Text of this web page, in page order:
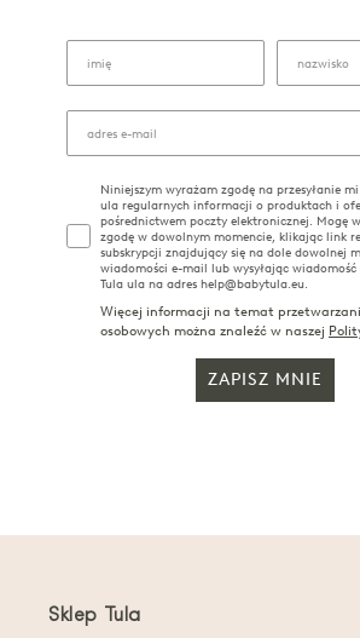
Niniejszym wyrażam zgodę na przesyłanie
ula regularnych informacji o produktach i
pośrednictwem poczty elektronicznej. Mogę
zgodę w dowolnym momencie, klikając link
subskrypcji znajdujący się na dole dowolnej
wiadomości e-mail lub wysyłając
Tula ula na adres help@babytula.eu.
Więcej informacji na temat
osobowych można znaleźć w naszej
ZAPISZ MNIE
Sklep Tula